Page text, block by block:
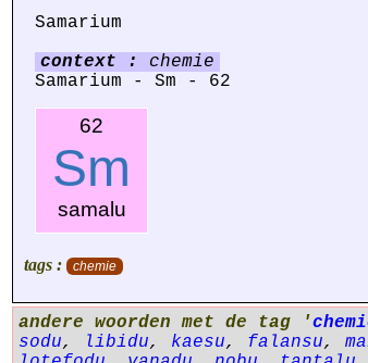
Samarium
context :
chemie
Samarium - Sm - 62
62
Sm
samalu
tags : chemie
andere woorden met de tag '
sodu, libidu, kaesu, falansu,